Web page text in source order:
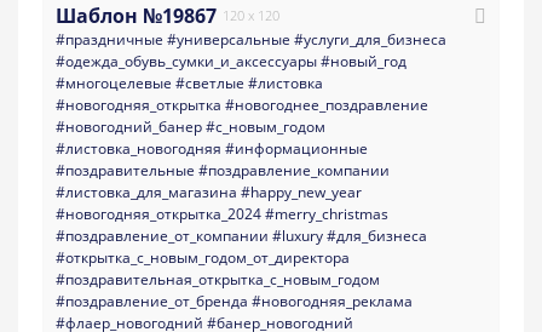
Шаблон №19867 120 x 120
#праздничные #универсальные #услуги_для_бизнеса
#одежда_обувь_сумки_и_аксессуары#новый_год
#многоцелевые #светлые #листовка
#новогодняя_открытка #новогоднее_поздравление
#новогодний_банер#с_новым_годом
#листовка_новогодняя #информационные
#поздравительные #поздравление_компании
#листовка_для_магазина #happy_new_year
#новогодняя_открытка_2024#merry_christmas
#поздравление_от_компании #luxury#для_бизнеса
#открытка_с_новым_годом_от_директора
#поздравительная_открытка_с_новым_годом
#поздравление_от_бренда #новогодняя_реклама
#флаер_новогодний #банер_новогодний